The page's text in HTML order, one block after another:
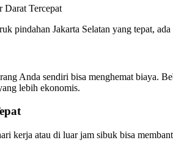
pindahan Jakarta Selatan yang tepat,
Anda sendiri bisa menghemat biaya.
lebih ekonomis.
kerja atau di luar jam sibuk bisa